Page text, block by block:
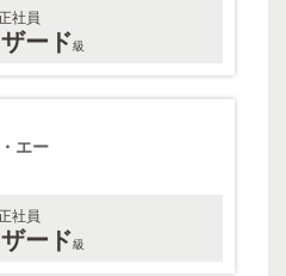
社員
ード級
エー
社員
ード級